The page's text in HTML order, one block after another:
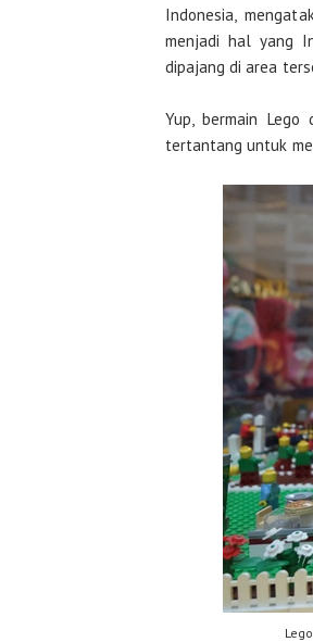
Indonesia,
menjadi hal yang
dipajang di area
Yup, bermain
tertantang untuk